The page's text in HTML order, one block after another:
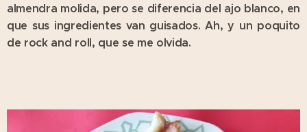
almendra molida, pero se diferencia del ajo blanco, en
que sus ingredientes van guisados. Ah, y un poquito
de rock and roll, que se me olvida.